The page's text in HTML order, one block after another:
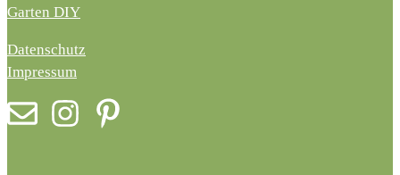
Garten DIY
Datenschutz
Impressum